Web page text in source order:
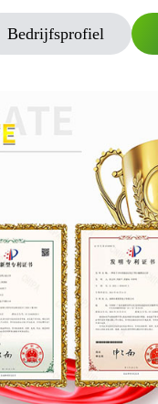
Bedrijfsprofiel